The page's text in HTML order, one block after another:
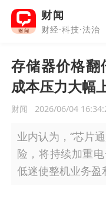
财闻
财经·科技·法治
存储器价格翻
成本压力大幅
财闻 2026/06/04
业内认为，“芯片
险，将持续加重
低迷使整机业务盈